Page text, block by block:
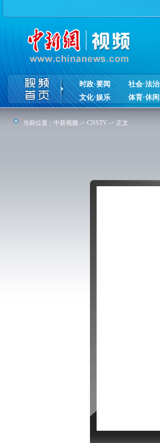
时政·要闻 社会·法治
文化·娱乐
体育·休闲
当前位置： 中新视频 -> CNSTV -> 正文